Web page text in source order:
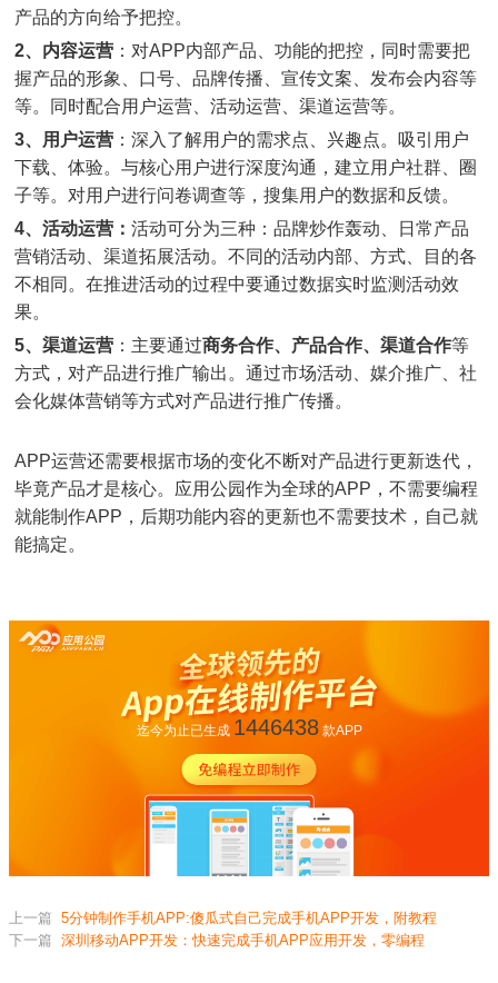
产品的方向给予把控。
2、内容运营 ：对APP内部产品、功能的把控，同时需要把
握产品的形象、口号、品牌传播、宣传文案、发布会内容等
等。同时配合用户运营、活动运营、渠道运营等。
3、用户运营 ：深入了解用户的需求点、兴趣点。吸引用户
下载、体验。与核心用户进行深度沟通，建立用户社群、圈
子等。对用户进行问卷调查等，搜集用户的数据和反馈。
4、活动运营： 活动可分为三种：品牌炒作轰动、日常产品
营销活动、渠道拓展活动。不同的活动内部、方式、目的各
不相同。在推进活动的过程中要通过数据实时监测活动效
果。
5、渠道运营 ：主要通过商务合作、产品合作、渠道合作等
方式，对产品进行推广输出。通过市场活动、媒介推广、社
会化媒体营销等方式对产品进行推广传播。
APP运营还需要根据市场的变化不断对产品进行更新迭代，
毕竟产品才是核心。应用公园作为全球的APP，不需要编程
就能制作APP，后期功能内容的更新也不需要技术，自己就
能搞定。
迄今为止已生成 1446438款APP
上一篇 5分钟制作手机APP:傻瓜式自己完成手机APP开发，附教程
下一篇 深圳移动APP开发：快速完成手机APP应用开发，零编程